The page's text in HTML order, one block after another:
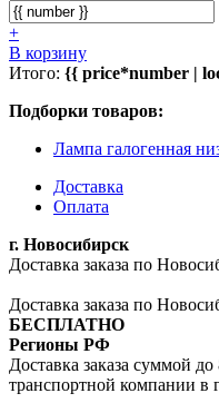
+
В корзину
Итого: {{ price*number |
Подборки товаров:
Лампа галогенная
Доставка
Оплата
г. Новосибирск
Доставка заказа по
Доставка заказа по
БЕСПЛАТНО
Регионы РФ
Доставка заказа суммой
транспортной компании в